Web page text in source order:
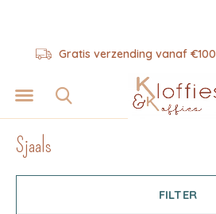
vanaf €100 (sale uitgezonderd)
Sjaals
FILTER